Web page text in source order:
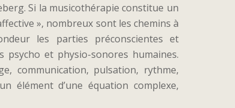
Si la musicothérapie constitue un
», nombreux sont les chemins à
les parties préconscientes et
psycho et physio-sonores humaines.
communication, pulsation, rythme,
élément d’une équation complexe,